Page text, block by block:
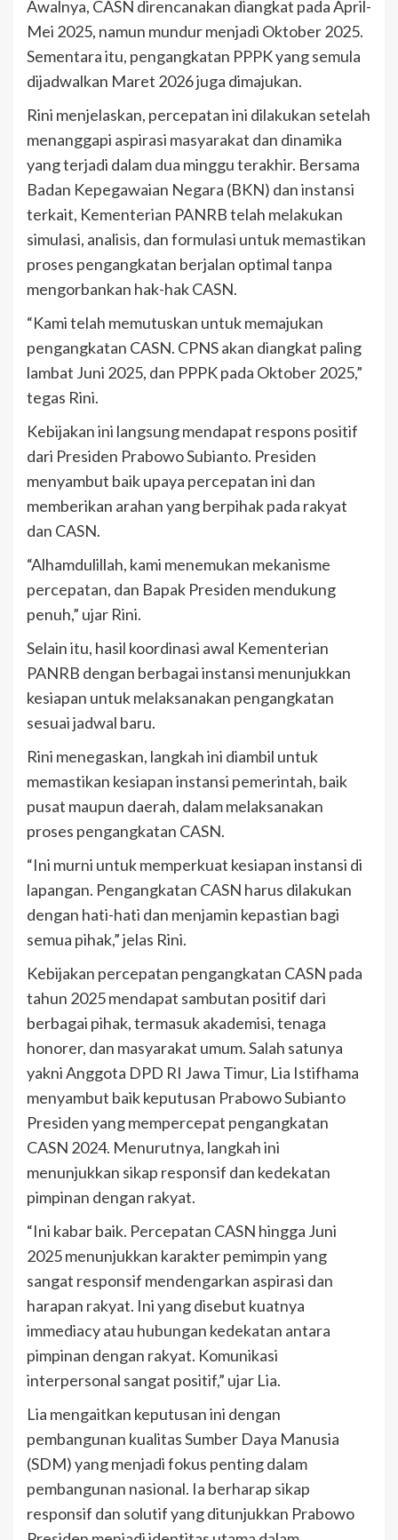
Awalnya, CASN direncanakan diangkat pada April-
Mei 2025, namun mundur menjadi Oktober 2025.
Sementara itu, pengangkatan PPPK yang semula
dijadwalkan Maret 2026 juga dimajukan.
Rini menjelaskan, percepatan ini dilakukan setelah
menanggapi aspirasi masyarakat dan dinamika
yang terjadi dalam dua minggu terakhir. Bersama
Badan Kepegawaian Negara (BKN) dan instansi
terkait, Kementerian PANRB telah melakukan
simulasi, analisis, dan formulasi untuk memastikan
proses pengangkatan berjalan optimal tanpa
mengorbankan hak-hak CASN.
“Kami telah memutuskan untuk memajukan
pengangkatan CASN. CPNS akan diangkat paling
lambat Juni 2025, dan PPPK pada Oktober 2025,”
tegas Rini.
Kebijakan ini langsung mendapat respons positif
dari Presiden Prabowo Subianto. Presiden
menyambut baik upaya percepatan ini dan
memberikan arahan yang berpihak pada rakyat
dan CASN.
“Alhamdulillah, kami menemukan mekanisme
percepatan, dan Bapak Presiden mendukung
penuh,” ujar Rini.
Selain itu, hasil koordinasi awal Kementerian
PANRB dengan berbagai instansi menunjukkan
kesiapan untuk melaksanakan pengangkatan
sesuai jadwal baru.
Rini menegaskan, langkah ini diambil untuk
memastikan kesiapan instansi pemerintah, baik
pusat maupun daerah, dalam melaksanakan
proses pengangkatan CASN.
“Ini murni untuk memperkuat kesiapan instansi di
lapangan. Pengangkatan CASN harus dilakukan
dengan hati-hati dan menjamin kepastian bagi
semua pihak,” jelas Rini.
Kebijakan percepatan pengangkatan CASN pada
tahun 2025 mendapat sambutan positif dari
berbagai pihak, termasuk akademisi, tenaga
honorer, dan masyarakat umum. Salah satunya
yakni Anggota DPD RI Jawa Timur, Lia Istifhama
menyambut baik keputusan Prabowo Subianto
Presiden yang mempercepat pengangkatan
CASN 2024. Menurutnya, langkah ini
menunjukkan sikap responsif dan kedekatan
pimpinan dengan rakyat.
“Ini kabar baik. Percepatan CASN hingga Juni
2025 menunjukkan karakter pemimpin yang
sangat responsif mendengarkan aspirasi dan
harapan rakyat. Ini yang disebut kuatnya
immediacy atau hubungan kedekatan antara
pimpinan dengan rakyat. Komunikasi
interpersonal sangat positif,” ujar Lia.
Lia mengaitkan keputusan ini dengan
pembangunan kualitas Sumber Daya Manusia
(SDM) yang menjadi fokus penting dalam
pembangunan nasional. Ia berharap sikap
responsif dan solutif yang ditunjukkan Prabowo